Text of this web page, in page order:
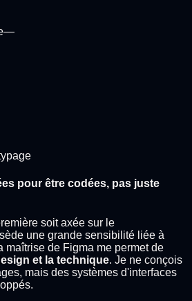
—
pour être codées, pas juste
soit axée sur le
une grande sensibilité liée à
maîtrise de Figma me permet de
et la technique. Je ne conçois
mais des systèmes d'interfaces